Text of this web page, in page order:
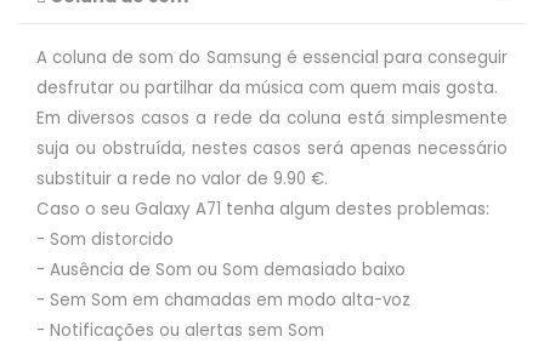
A coluna de som do Samsung é essencial para conseguir
desfrutar ou partilhar da música com quem mais gosta.
Em diversos casos a rede da coluna está simplesmente
suja ou obstruída, nestes casos será apenas necessário
substituir a rede no valor de 9.90 €.
Caso o seu Galaxy A71 tenha algum destes problemas:
- Som distorcido
- Ausência de Som ou Som demasiado baixo
- Sem Som em chamadas em modo alta-voz
- Notificações ou alertas sem Som